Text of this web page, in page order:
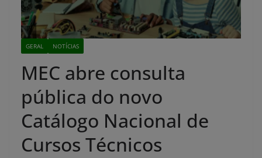
GERAL NOTÍCIAS
MEC abre consulta
pública do novo
Catálogo Nacional de
Cursos Técnicos